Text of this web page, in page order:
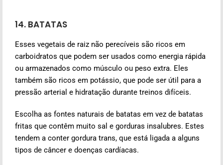
14. BATATAS
Esses vegetais de raiz não perecíveis são ricos em
carboidratos que podem ser usados como energia rápida
ou armazenados como músculo ou peso extra. Eles
também são ricos em potássio, que pode ser útil para a
pressão arterial e hidratação durante treinos difíceis.
Escolha as fontes naturais de batatas em vez de batatas
fritas que contêm muito sal e gorduras insalubres. Estes
tendem a conter gordura trans, que está ligada a alguns
tipos de câncer e doenças cardíacas.